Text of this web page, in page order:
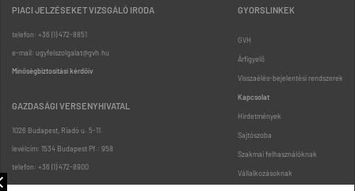
PIACI JELZÉSEKET VIZSGÁLÓ IRODA
telefon: +36 (1) 472-8851
e-mail: ugyfelszolgalat@gvh.hu
Minőségbiztosítási kérdőív
GAZDASÁGI VERSENYHIVATAL
1026 Budapest, Riadó u. 5-11.
levélcím: 1534 Budapest Pf.: 958
telefon: +36 (1) 472-8900
GYORSLINKEK
GVH
Árfigyelő
Visszaélés-bejelentési rendszerek
Kapcsolat
Hirdetmények
Sajtószoba
Szakmai felhasználóknak
Vállalkozásoknak